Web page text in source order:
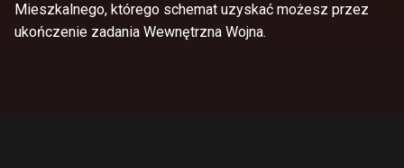
Mieszkalnego, którego schemat uzyskać możesz przez
ukończenie zadania Wewnętrzna Wojna.